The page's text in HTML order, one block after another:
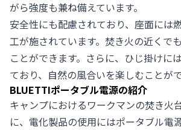
がら強度も兼ね備えています。
安全性にも配慮されており、座面には
工が施されています。焚き火の近くで
ことができます。さらに、ひじ掛けに
ており、自然の風合いを楽しむことがで
BLUETTIポータブル電源の紹介
キャンプにおけるワークマンの焚き火
に、電化製品の使用にはポータブル電